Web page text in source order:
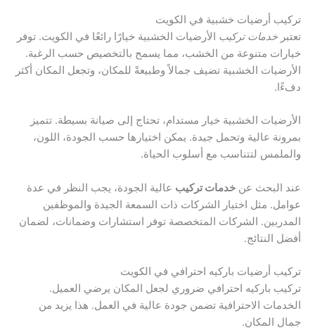
تركيب أرضيات خشبية في الكويت
تعتبر خدمات تركيب الأرضيات الخشبية خيارًا رائعًا في الكويت. توفر
خيارات متنوعة من الخشب، مما يسمح بالتخصيص حسب الرغبة.
الأرضيات الخشبية تضيف جمالاً وطبيعةً للمكان، وتجعل المكان أكثر
دفءًا.
الأرضيات الخشبية خيار مستدام، تحتاج إلى صيانة بسيطة. تتميز
بمرونة عالية وتحمل جيدة. يمكن اختيارها حسب الجودة، اللون،
والملمس لتتناسب مع أسلوب الحياة.
عند البحث عن خدمات تركيب عالية الجودة، يجب النظر في عدة
عوامل. مثل اختيار الشركات ذات السمعة الجيدة والموظفين
المدربين. الشركات المتخصصة توفر استشارات وضمانات، لضمان
أفضل النتائج.
تركيب أرضيات باركيه احترافي في الكويت
تركيب باركيه احترافي ضروري لجعل المكان يرضي العميل.
الخدمات الاحترافية تضمن جودة عالية في العمل. هذا يزيد من
جمال المكان.